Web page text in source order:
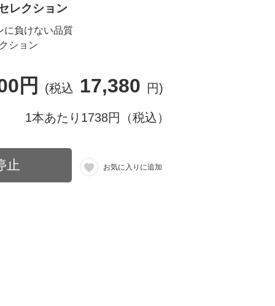
レクション
に負けない品質
ション
円 (税込 17,380 円)
1本あたり1738円（税込）
止 お気に入りに追加